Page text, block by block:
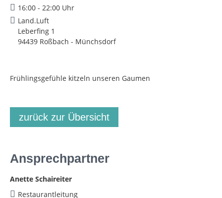
16:00 - 22:00 Uhr
Land.Luft
Leberfing 1
94439 Roßbach - Münchsdorf
Frühlingsgefühle kitzeln unseren Gaumen
zurück zur Übersicht
Ansprechpartner
Anette Schaireiter
Restaurantleitung